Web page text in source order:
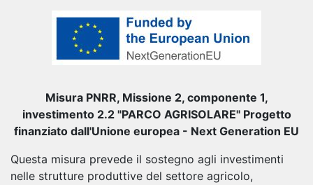
Misura PNRR, Missione 2, componente 1,
investimento 2.2 "PARCO AGRISOLARE" Progetto
finanziato dall'Unione europea - Next Generation EU
Questa misura prevede il sostegno agli investimenti
nelle strutture produttive del settore agricolo,